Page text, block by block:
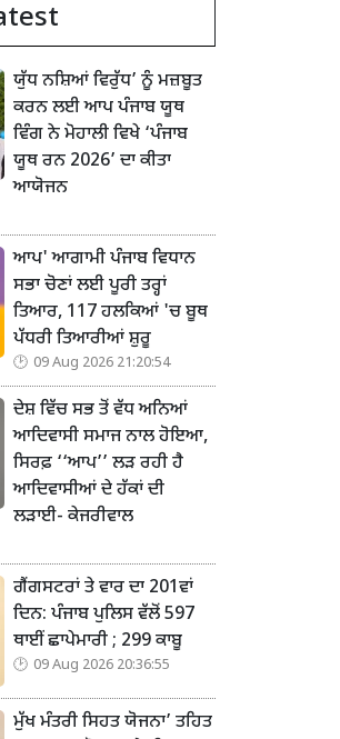
ਯੁੱਧ ਨਸ਼ਿਆਂ ਵਿਰੁੱਧ’ ਨੂੰ ਮਜ਼ਬੂਤ
ਕਰਨ ਲਈ ਆਪ ਪੰਜਾਬ ਯੂਥ
ਵਿੰਗ ਨੇ ਮੋਹਾਲੀ ਵਿਖੇ ‘ਪੰਜਾਬ
ਯੂਥ ਰਨ 2026’ ਦਾ ਕੀਤਾ
ਆਯੋਜਨ
ਆਪ' ਆਗਾਮੀ ਪੰਜਾਬ ਵਿਧਾਨ
ਸਭਾ ਚੋਣਾਂ ਲਈ ਪੂਰੀ ਤਰ੍ਹਾਂ
ਤਿਆਰ, 117 ਹਲਕਿਆਂ 'ਚ ਬੂਥ
ਪੱਧਰੀ ਤਿਆਰੀਆਂ ਸ਼ੁਰੂ
09 Aug 2026 21:20:54
ਦੇਸ਼ ਵਿੱਚ ਸਭ ਤੋਂ ਵੱਧ ਅਨਿਆਂ
ਆਦਿਵਾਸੀ ਸਮਾਜ ਨਾਲ ਹੋਇਆ,
ਸਿਰਫ਼ ‘‘ਆਪ’’ ਲੜ ਰਹੀ ਹੈ
ਆਦਿਵਾਸੀਆਂ ਦੇ ਹੱਕਾਂ ਦੀ
ਲੜਾਈ- ਕੇਜਰੀਵਾਲ
ਗੈਂਗਸਟਰਾਂ ਤੇ ਵਾਰ ਦਾ 201ਵਾਂ
ਦਿਨ: ਪੰਜਾਬ ਪੁਲਿਸ ਵੱਲੋਂ 597
ਥਾਈਂ ਛਾਪੇਮਾਰੀ ; 299 ਕਾਬੂ
09 Aug 2026 20:36:55
ਮੁੱਖ ਮੰਤਰੀ ਸਿਹਤ ਯੋਜਨਾ’ ਤਹਿਤ